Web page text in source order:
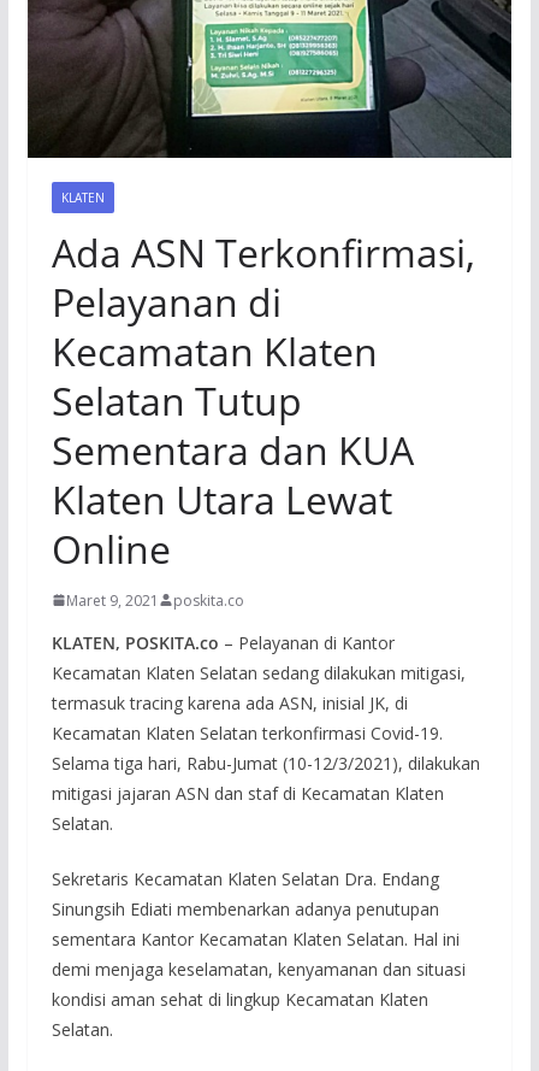
KLATEN
Ada ASN Terkonfirmasi,
Pelayanan di
Kecamatan Klaten
Selatan Tutup
Sementara dan KUA
Klaten Utara Lewat
Online
Maret 9, 2021 poskita.co
KLATEN, POSKITA.co – Pelayanan di Kantor
Kecamatan Klaten Selatan sedang dilakukan mitigasi,
termasuk tracing karena ada ASN, inisial JK, di
Kecamatan Klaten Selatan terkonfirmasi Covid-19.
Selama tiga hari, Rabu-Jumat (10-12/3/2021), dilakukan
mitigasi jajaran ASN dan staf di Kecamatan Klaten
Selatan.
Sekretaris Kecamatan Klaten Selatan Dra. Endang
Sinungsih Ediati membenarkan adanya penutupan
sementara Kantor Kecamatan Klaten Selatan. Hal ini
demi menjaga keselamatan, kenyamanan dan situasi
kondisi aman sehat di lingkup Kecamatan Klaten
Selatan.